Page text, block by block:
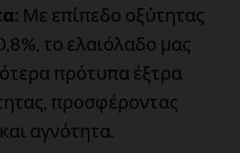
Με επίπεδο οξύτητας
το ελαιόλαδο μας
πρότυπα έξτρα
προσφέροντας
αγνότητα.